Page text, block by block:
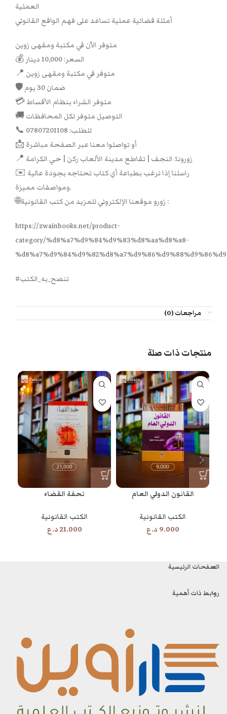
العملية
أمثلة قضائية عملية تساعد على فهم الواقع القانوني
متوفر الآن في مكتبة ومقهى زوين
💰 السعر: 10,000 دينار
📍 متوفر في مكتبة ومقهى زوين
🛡 ضمان 30 يوم
💳 متوفر الشراء بنظام الأقساط
🚚 التوصيل متوفر لكل المحافظات
📞 للطلب: 07807201108
📩 أو تواصلوا معنا عبر الصفحة مباشرة
📍 زورونا: النجف | تقاطع مدينة الألعاب ركن | حي الكرامة
✉️ راسلنا إذا ترغب بطباعة أي كتاب تحتاجه بجودة عالية
ومواصفات مميزة.
🌐زورو موقعنا الإلكتروني للمزيد من كتب القانونية :
https://zwainbooks.net/product-
category/%d8%a7%d9%84%d9%83%d8%aa%d8%a8-
#تنصح_به_الكتب
مراجعات (0)
منتجات ذات صلة
القانون الدولي العام
الكتب القانونية
9.000 د.ع
تحفة القضاء
الكتب القانونية
21.000د.ع
الصفحات الرئيسية
روابط ذات أهمية